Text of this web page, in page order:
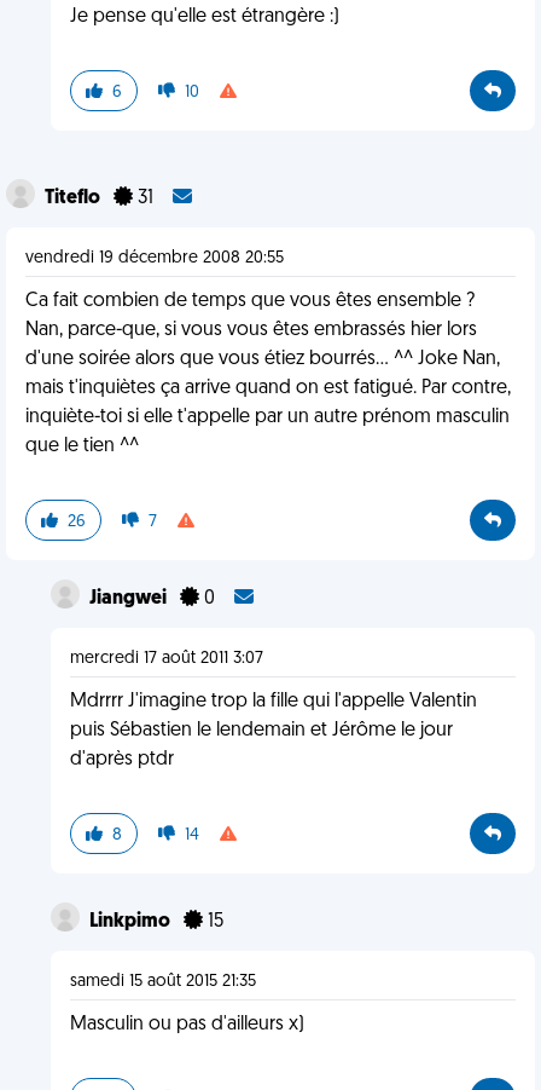
Je pense qu'elle est étrangère :)
6 10
Titeflo 31
vendredi 19 décembre 2008 20:55
Ca fait combien de temps que vous êtes ensemble ?
Nan, parce-que, si vous vous êtes embrassés hier lors
d'une soirée alors que vous étiez bourrés... ^^ Joke Nan,
mais t'inquiètes ça arrive quand on est fatigué. Par contre,
inquiète-toi si elle t'appelle par un autre prénom masculin
que le tien ^^
26 7
Jiangwei 0
mercredi 17 août 2011 3:07
Mdrrrr J'imagine trop la fille qui l'appelle Valentin
puis Sébastien le lendemain et Jérôme le jour
d'après ptdr
8 14
Linkpimo 15
samedi 15 août 2015 21:35
Masculin ou pas d'ailleurs x)